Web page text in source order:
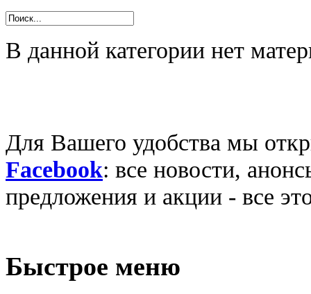
В данной категории нет
Для Вашего удобства мы
Facebook: все новости,
предложения и акции - все
Быстрое меню